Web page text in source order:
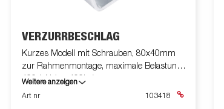
VERZURRBESCHLAG
Kurzes Modell mit Schrauben, 80x40mm
zur Rahmenmontage, maximale Belastung
400daN (ca. 400kg)
Weitere anzeigen
Art nr
103418